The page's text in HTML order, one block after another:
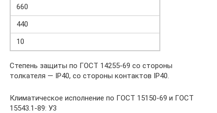
660
440
10
Степень защиты по ГОСТ 14255-69 со стороны
толкателя — IP40, со стороны контактов IP40.
Климатическое исполнение по ГОСТ 15150-69 и ГОСТ
15543.1-89: У3